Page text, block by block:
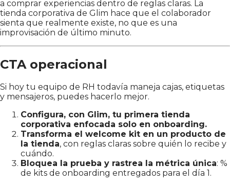
a comprar experiencias dentro de reglas claras. La
tienda corporativa de Glim hace que el colaborador
sienta que realmente existe, no que es una
improvisación de último minuto.
CTA operacional
Si hoy tu equipo de RH todavía maneja cajas, etiquetas
y mensajeros, puedes hacerlo mejor.
Configura, con Glim, tu primera tienda
corporativa enfocada solo en onboarding.
Transforma el welcome kit en un producto de
la tienda, con reglas claras sobre quién lo recibe y
cuándo.
Bloquea la prueba y rastrea la métrica única: %
de kits de onboarding entregados para el día 1.